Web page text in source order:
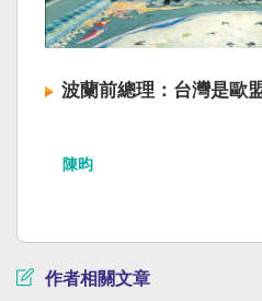
波蘭前總理：台灣是歐
陳昀
作者相關文章